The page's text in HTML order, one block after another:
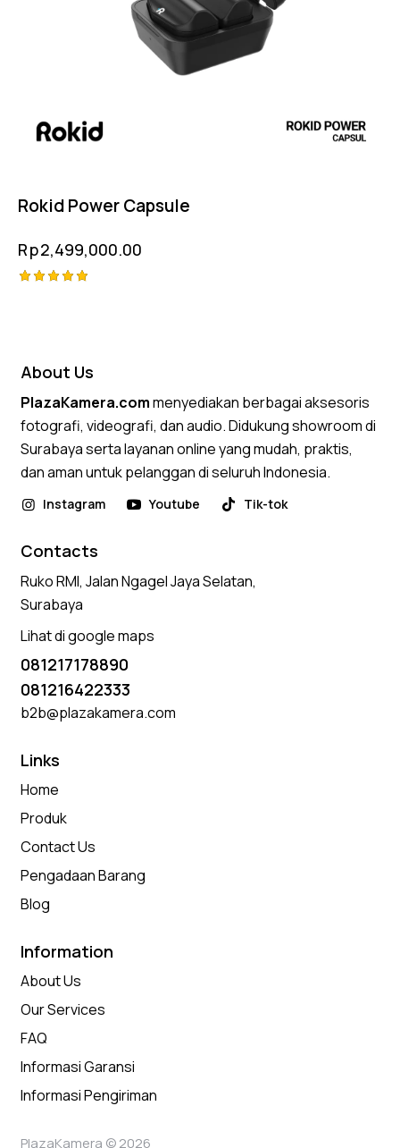
Rokid Power Capsule
Rp2,499,000.00
About Us
PlazaKamera.commenyediakan berbagai aksesoris
fotografi, videografi, dan audio. Didukung showroom di
Surabaya serta layanan online yang mudah, praktis,
dan aman untuk pelanggan di seluruh Indonesia.
Instagram Youtube Tik-tok
Contacts
Ruko RMI, Jalan Ngagel Jaya Selatan,
Surabaya
Lihat di google maps
081217178890
081216422333
b2b@plazakamera.com
Links
Home
Produk
Contact Us
Pengadaan Barang
Blog
Information
About Us
Our Services
FAQ
Informasi Garansi
Informasi Pengiriman
PlazaKamera © 2026